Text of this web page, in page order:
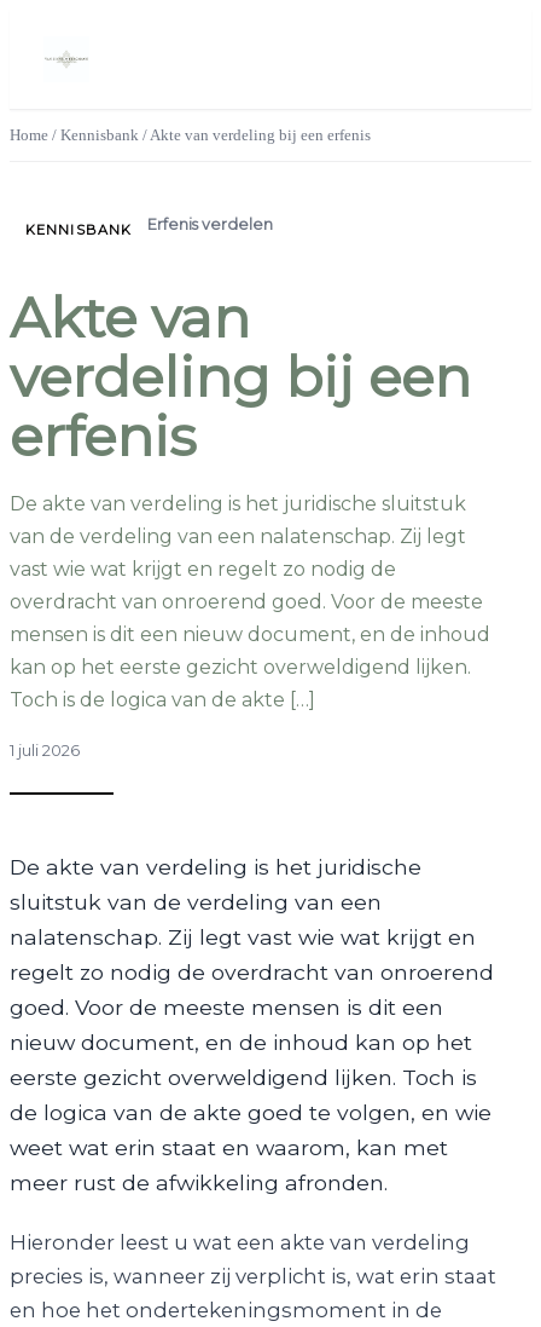
Home / Kennisbank /Akte van verdeling bij een erfenis
KENNISBANK Erfenis verdelen
Akte van
verdeling bij een
erfenis
De akte van verdeling is het juridische sluitstuk
van de verdeling van een nalatenschap. Zij legt
vast wie wat krijgt en regelt zo nodig de
overdracht van onroerend goed. Voor de meeste
mensen is dit een nieuw document, en de inhoud
kan op het eerste gezicht overweldigend lijken.
Toch is de logica van de akte […]
1 juli 2026
De akte van verdeling is het juridische
sluitstuk van de verdeling van een
nalatenschap. Zij legt vast wie wat krijgt en
regelt zo nodig de overdracht van onroerend
goed. Voor de meeste mensen is dit een
nieuw document, en de inhoud kan op het
eerste gezicht overweldigend lijken. Toch is
de logica van de akte goed te volgen, en wie
weet wat erin staat en waarom, kan met
meer rust de afwikkeling afronden.
Hieronder leest u wat een akte van verdeling
precies is, wanneer zij verplicht is, wat erin staat
en hoe het ondertekeningsmoment in de